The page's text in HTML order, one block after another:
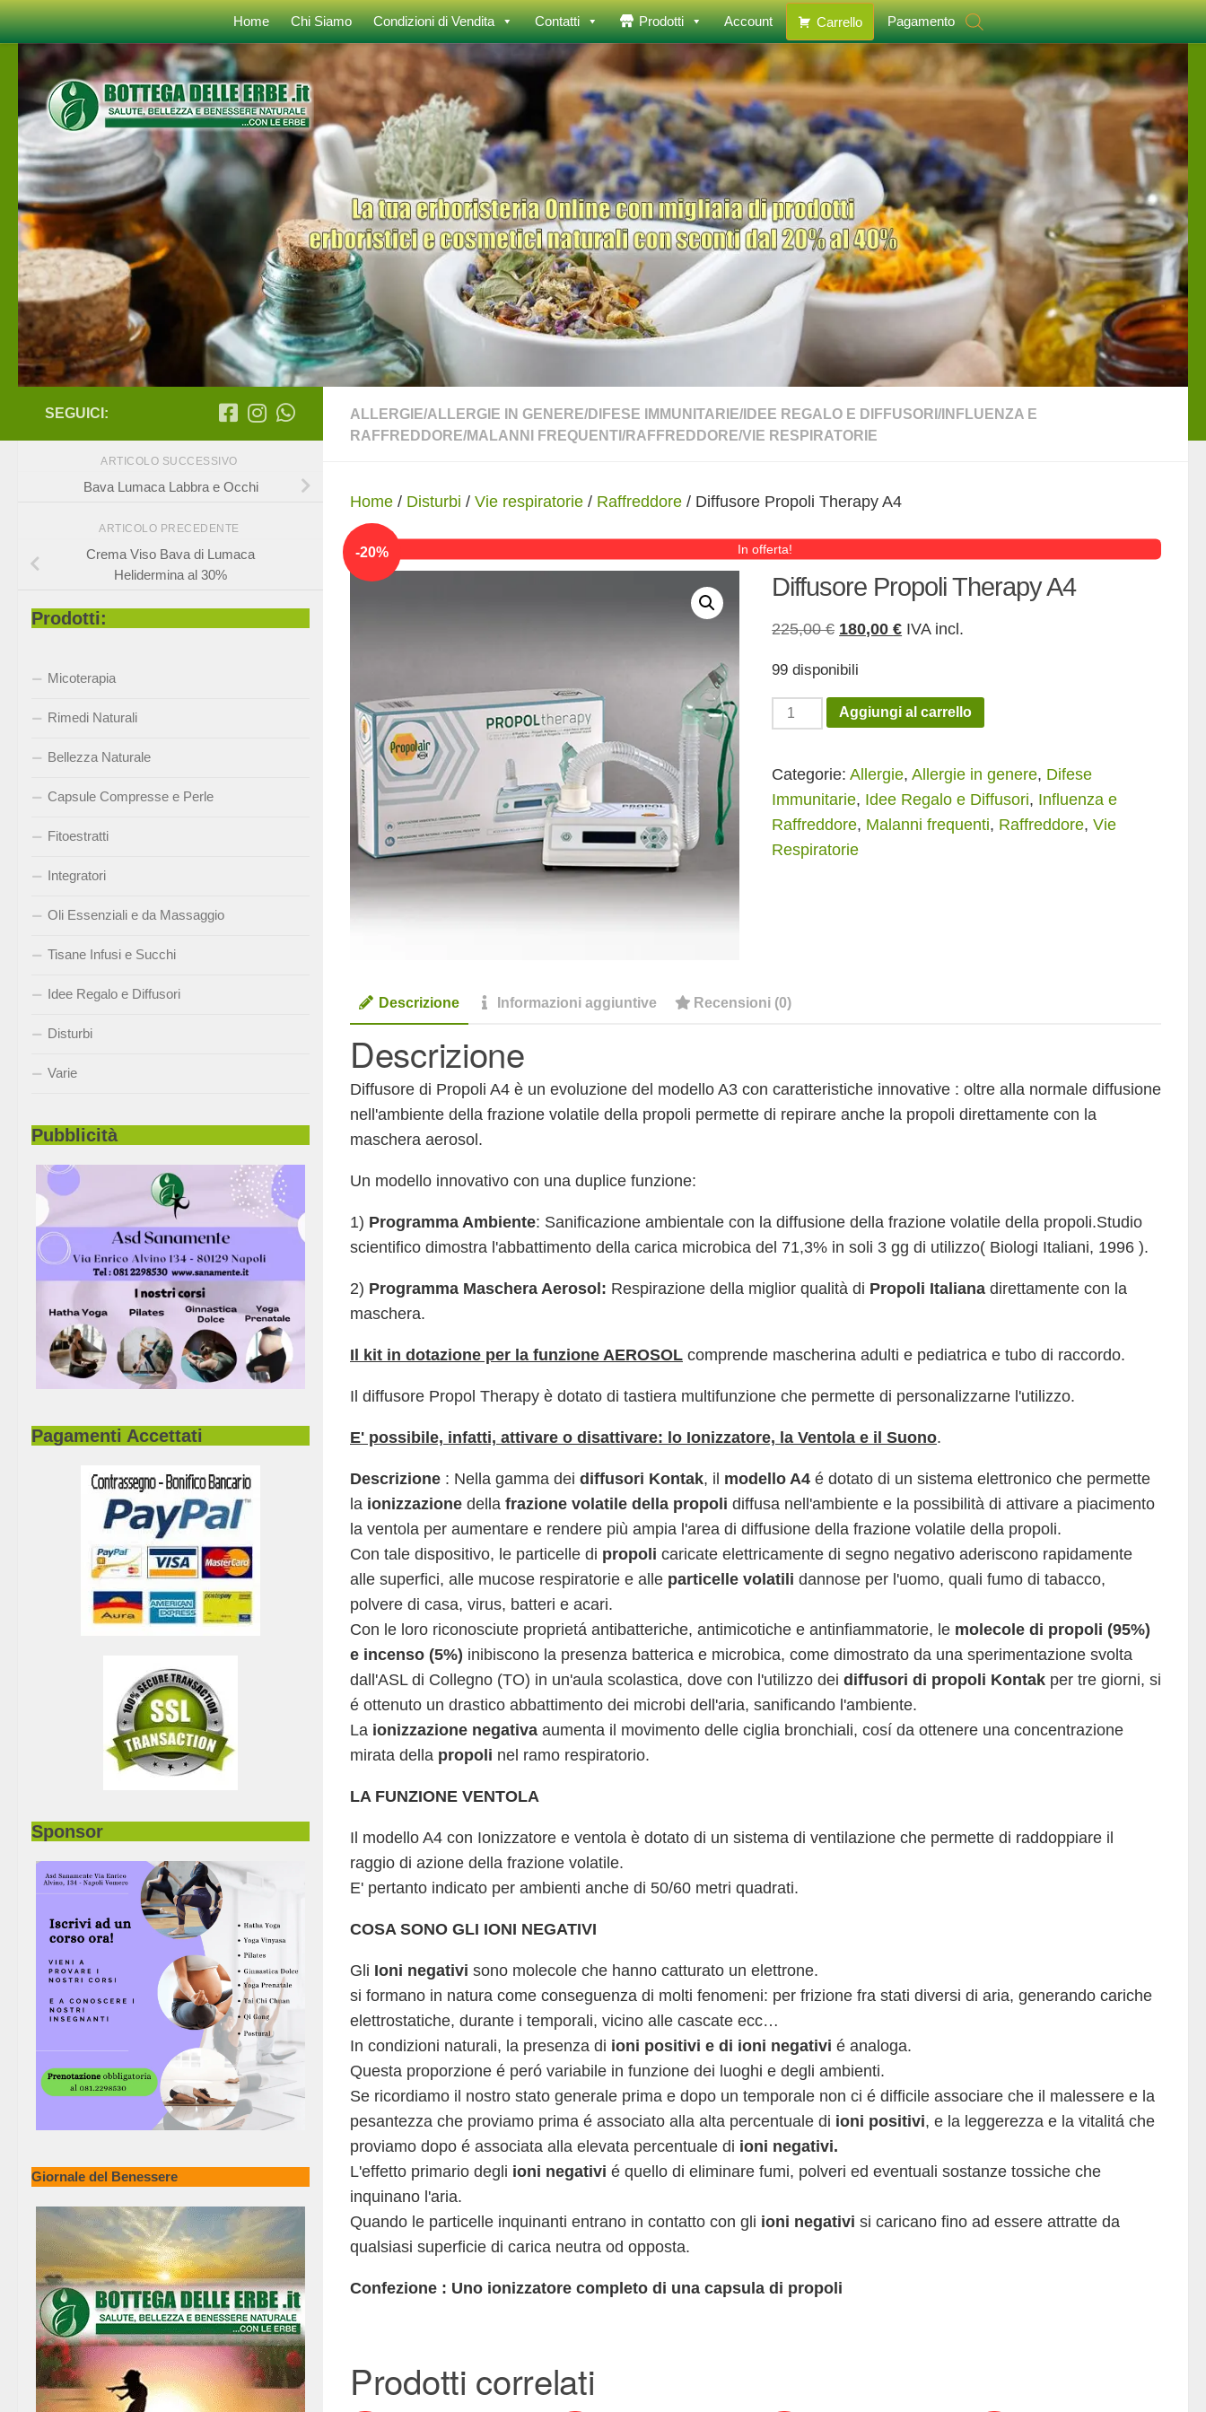
Sotto il contenuto Home Chi Siamo Condizioni di Vendita Contatti Prodotti Account Carrello Pagamento
ALLERGIE/ALLERGIE IN GENERE/DIFESE IMMUNITARIE/IDEE REGALO E DIFFUSORI/INFLUENZA E
RAFFREDDORE/MALANNI FREQUENTI/RAFFREDDORE/VIE RESPIRATORIE
Home / Disturbi / Vie respiratorie / Raffreddore / Diffusore Propoli Therapy A4
-20% In offerta!
Diffusore Propoli Therapy A4
225,00€ Il
originale
era:
225,00 €.
180,00€Il
è:
180,00 €.
IVA incl.
99 disponibili
Diffusore
Propoli
A4
quantità
Aggiungi al carrello
Categorie:Allergie,Allergie in genere, Difese
Immunitarie, Idee Regalo e Diffusori, Influenza e
Raffreddore, Malanni frequenti, Raffreddore,Vie
Respiratorie
Descrizione Informazioni aggiuntive Recensioni (0)
Descrizione
Diffusore di Propoli A4 è un evoluzione del modello A3 con caratteristiche innovative : oltre alla normale diffusione
nell'ambiente della frazione volatile della propoli permette di repirare anche la propoli direttamente con la
maschera aerosol.
Un modello innovativo con una duplice funzione:
1) Programma Ambiente: Sanificazione ambientale con la diffusione della frazione volatile della propoli.Studio
scientifico dimostra l'abbattimento della carica microbica del 71,3% in soli 3 gg di utilizzo( Biologi Italiani, 1996 ).
2) Programma Maschera Aerosol: Respirazione della miglior qualità di Propoli Italiana direttamente con la
maschera.
Il kit in dotazione per la funzione AEROSOL comprende mascherina adulti e pediatrica e tubo di raccordo.
Il diffusore Propol Therapy è dotato di tastiera multifunzione che permette di personalizzarne l'utilizzo.
E' possibile, infatti, attivare o disattivare: lo Ionizzatore, la Ventola e il Suono.
Descrizione : Nella gamma dei diffusori Kontak, il modello A4 é dotato di un sistema elettronico che permette
la ionizzazione della frazione volatile della propoli diffusa nell'ambiente e la possibilità di attivare a piacimento
la ventola per aumentare e rendere più ampia l'area di diffusione della frazione volatile della propoli.
Con tale dispositivo, le particelle di propoli caricate elettricamente di segno negativo aderiscono rapidamente
alle superfici, alle mucose respiratorie e alle particelle volatili dannose per l'uomo, quali fumo di tabacco,
polvere di casa, virus, batteri e acari.
Con le loro riconosciute proprietá antibatteriche, antimicotiche e antinfiammatorie, le molecole di propoli (95%)
e incenso (5%) inibiscono la presenza batterica e microbica, come dimostrato da una sperimentazione svolta
dall'ASL di Collegno (TO) in un'aula scolastica, dove con l'utilizzo dei diffusori di propoli Kontak per tre giorni, si
é ottenuto un drastico abbattimento dei microbi dell'aria, sanificando l'ambiente.
La ionizzazione negativa aumenta il movimento delle ciglia bronchiali, cosí da ottenere una concentrazione
mirata della propoli nel ramo respiratorio.
LA FUNZIONE VENTOLA
Il modello A4 con Ionizzatore e ventola è dotato di un sistema di ventilazione che permette di raddoppiare il
raggio di azione della frazione volatile.
E' pertanto indicato per ambienti anche di 50/60 metri quadrati.
COSA SONO GLI IONI NEGATIVI
Gli Ioni negativi sono molecole che hanno catturato un elettrone.
si formano in natura come conseguenza di molti fenomeni: per frizione fra stati diversi di aria, generando cariche
elettrostatiche, durante i temporali, vicino alle cascate ecc…
In condizioni naturali, la presenza di ioni positivi e di ioni negativi é analoga.
Questa proporzione é peró variabile in funzione dei luoghi e degli ambienti.
Se ricordiamo il nostro stato generale prima e dopo un temporale non ci é difficile associare che il malessere e la
pesantezza che proviamo prima é associato alla alta percentuale di ioni positivi, e la leggerezza e la vitalitá che
proviamo dopo é associata alla elevata percentuale di ioni negativi.
L'effetto primario degli ioni negativi é quello di eliminare fumi, polveri ed eventuali sostanze tossiche che
inquinano l'aria.
Quando le particelle inquinanti entrano in contatto con gli ioni negativi si caricano fino ad essere attratte da
qualsiasi superficie di carica neutra od opposta.
Confezione : Uno ionizzatore completo di una capsula di propoli
Prodotti correlati
SEGUICI:
ARTICOLO SUCCESSIVO
Bava Lumaca Labbra e Occhi
ARTICOLO PRECEDENTE
Crema Viso Bava di Lumaca
Helidermina al 30%
Prodotti:
Micoterapia
Rimedi Naturali
Bellezza Naturale
Capsule Compresse e Perle
Fitoestratti
Integratori
Oli Essenziali e da Massaggio
Tisane Infusi e Succhi
Idee Regalo e Diffusori
Disturbi
Varie
Pubblicità
Pagamenti Accettati
Sponsor
Giornale del Benessere